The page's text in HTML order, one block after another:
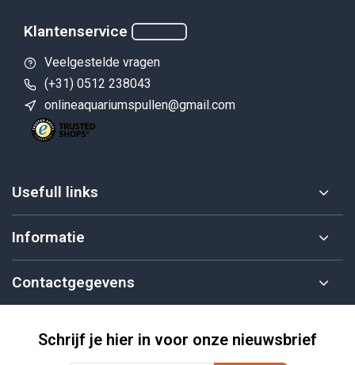
Klantenservice
Veelgestelde vragen
(+31) 0512 238043
onlineaquariumspullen@gmail.com
Usefull links
Informatie
Contactgegevens
Schrijf je hier in voor onze nieuwsbrief